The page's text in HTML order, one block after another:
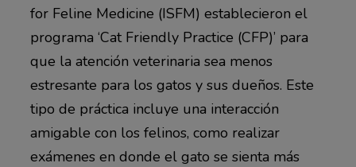
for Feline Medicine (ISFM) establecieron el
programa ‘Cat Friendly Practice (CFP)’ para
que la atención veterinaria sea menos
estresante para los gatos y sus dueños. Este
tipo de práctica incluye una interacción
amigable con los felinos, como realizar
exámenes en donde el gato se sienta más